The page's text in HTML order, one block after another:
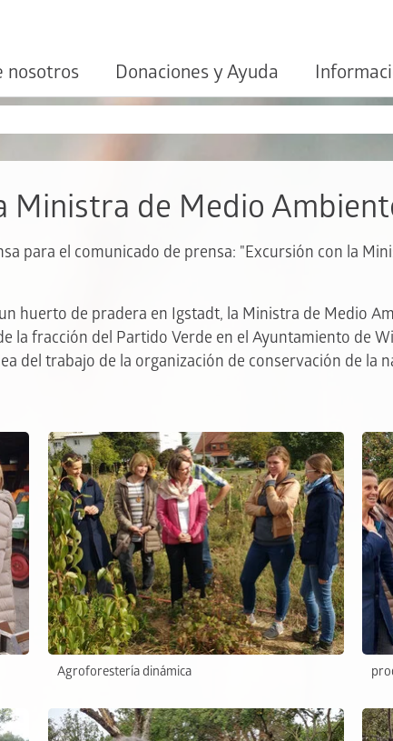
nosotros Donaciones y Ayuda
Ministra de Medio
para el comunicado de prensa: "Excursión con la
huerto de pradera en Igstadt, la Ministra de Medio
la fracción del Partido Verde en el Ayuntamiento de
del trabajo de la organización de conservación de la
Agroforestería dinámica